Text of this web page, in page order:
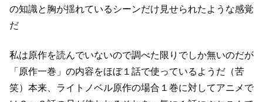
の知識と 胸が揺れているシーンだけ見せられたような感覚
だ
私は原作を読んでいないので調べた限りでしか無いのだが
「原作一巻」の内容をほぼ１話で使っているようだ（苦
笑） 本来、ライトノベル原作の場合１巻に対してアニメで